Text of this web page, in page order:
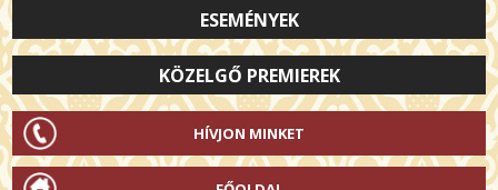
ESEMÉNYEK
KÖZELGŐ PREMIEREK
HÍVJON MINKET